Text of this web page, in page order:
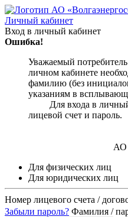
Личный кабинет
Вход в личный кабинет
Ошибка!
Уважаемый
личном кабинете
фамилию (без
указаниям в
Для входа в личный
лицевой
АО
Для физических лиц
Для юридических лиц
Номер лицевого счета /
Забыли пароль? Фамилия /